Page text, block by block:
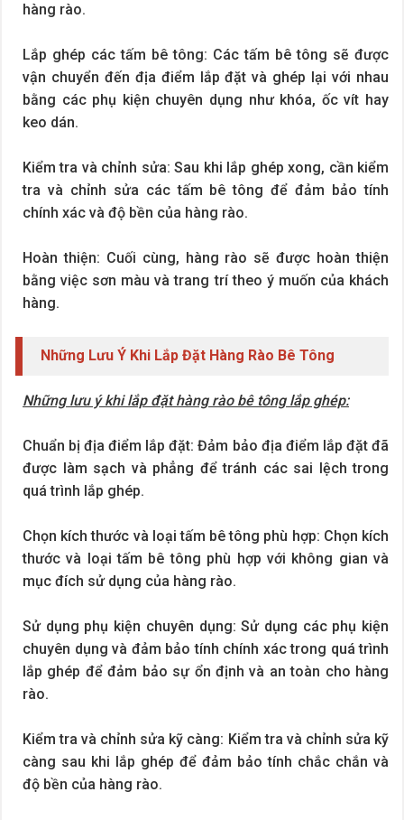
hàng rào.
Lắp ghép các tấm bê tông: Các tấm bê tông sẽ được
vận chuyển đến địa điểm lắp đặt và ghép lại với nhau
bằng các phụ kiện chuyên dụng như khóa, ốc vít hay
keo dán.
Kiểm tra và chỉnh sửa: Sau khi lắp ghép xong, cần kiểm
tra và chỉnh sửa các tấm bê tông để đảm bảo tính
chính xác và độ bền của hàng rào.
Hoàn thiện: Cuối cùng, hàng rào sẽ được hoàn thiện
bằng việc sơn màu và trang trí theo ý muốn của khách
hàng.
Những Lưu Ý Khi Lắp Đặt Hàng Rào Bê Tông
Những lưu ý khi lắp đặt hàng rào bê tông lắp ghép:
Chuẩn bị địa điểm lắp đặt: Đảm bảo địa điểm lắp đặt đã
được làm sạch và phẳng để tránh các sai lệch trong
quá trình lắp ghép.
Chọn kích thước và loại tấm bê tông phù hợp: Chọn kích
thước và loại tấm bê tông phù hợp với không gian và
mục đích sử dụng của hàng rào.
Sử dụng phụ kiện chuyên dụng: Sử dụng các phụ kiện
chuyên dụng và đảm bảo tính chính xác trong quá trình
lắp ghép để đảm bảo sự ổn định và an toàn cho hàng
rào.
Kiểm tra và chỉnh sửa kỹ càng: Kiểm tra và chỉnh sửa kỹ
càng sau khi lắp ghép để đảm bảo tính chắc chắn và
độ bền của hàng rào.